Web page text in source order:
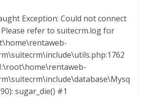
Exception: Could not connect
refer to suitecrm.log for
sugar_die() #1